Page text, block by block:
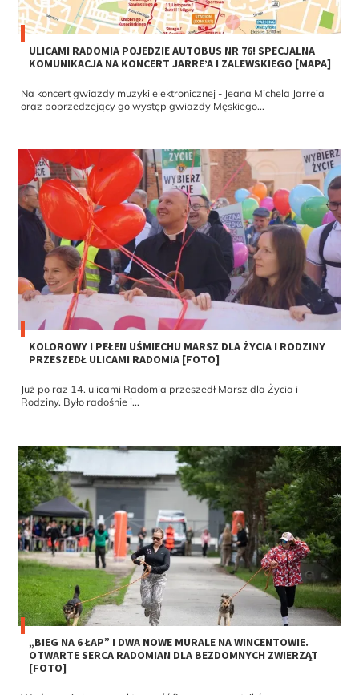
ULICAMI RADOMIA POJEDZIE AUTOBUS NR 76! SPECJALNA
KOMUNIKACJA NA KONCERT JARRE’A I ZALEWSKIEGO [MAPA]
Na koncert gwiazdy muzyki elektronicznej - Jeana Michela Jarre’a
oraz poprzedzejący go występ gwiazdy Męskiego...
KOLOROWY I PEŁEN UŚMIECHU MARSZ DLA ŻYCIA I RODZINY
PRZESZEDŁ ULICAMI RADOMIA [FOTO]
Już po raz 14. ulicami Radomia przeszedł Marsz dla Życia i
Rodziny. Było radośnie i...
„BIEG NA 6 ŁAP” I DWA NOWE MURALE NA WINCENTOWIE.
OTWARTE SERCA RADOMIAN DLA BEZDOMNYCH ZWIERZĄT
[FOTO]